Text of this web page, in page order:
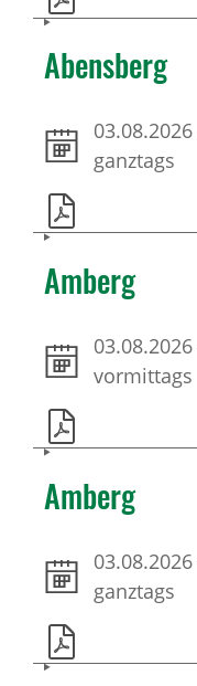
Abensberg
03.08.2026
ganztags
Amberg
03.08.2026
vormittags
Amberg
03.08.2026
ganztags